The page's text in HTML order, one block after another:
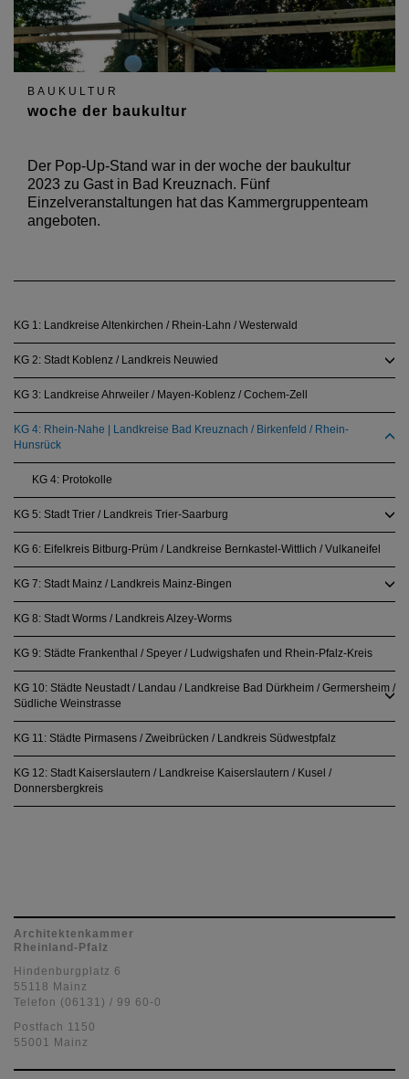
BAUKULTUR
woche der baukultur
Der Pop-Up-Stand war in der woche der baukultur
2023 zu Gast in Bad Kreuznach. Fünf
Einzelveranstaltungen hat das Kammergruppenteam
angeboten.
KG 1: Landkreise Altenkirchen / Rhein-Lahn / Westerwald
KG 2: Stadt Koblenz / Landkreis Neuwied
KG 3: Landkreise Ahrweiler / Mayen-Koblenz / Cochem-Zell
KG 4: Rhein-Nahe | Landkreise Bad Kreuznach / Birkenfeld / Rhein-
Hunsrück
KG 4: Protokolle
KG 5: Stadt Trier / Landkreis Trier-Saarburg
KG 6: Eifelkreis Bitburg-Prüm / Landkreise Bernkastel-Wittlich / Vulkaneifel
KG 7: Stadt Mainz / Landkreis Mainz-Bingen
KG 8: Stadt Worms / Landkreis Alzey-Worms
KG 9: Städte Frankenthal / Speyer / Ludwigshafen und Rhein-Pfalz-Kreis
KG 10: Städte Neustadt / Landau / Landkreise Bad Dürkheim / Germersheim /
Südliche Weinstrasse
KG 11: Städte Pirmasens / Zweibrücken / Landkreis Südwestpfalz
KG 12: Stadt Kaiserslautern / Landkreise Kaiserslautern / Kusel /
Donnersbergkreis
Architektenkammer
Rheinland-Pfalz
Hindenburgplatz 6
55118 Mainz
Telefon (06131) / 99 60-0
Postfach 1150
55001 Mainz